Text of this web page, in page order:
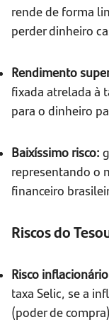
rende de forma
perder dinheiro
Rendimento
fixada atrelada à
para o dinheiro
Baixíssimo risco:
representando o
financeiro
Riscos do
Risco
taxa Selic, se a
(poder de